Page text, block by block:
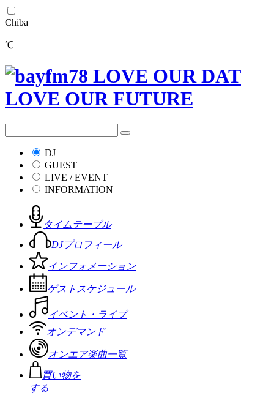
Chiba
℃
DJ
GUEST
LIVE / EVENT
INFORMATION
タイムテーブル
DJプロフィール
インフォメーション
ゲストスケジュール
イベント・ライブ
オンデマンド
オンエア楽曲一覧
買い物を
する